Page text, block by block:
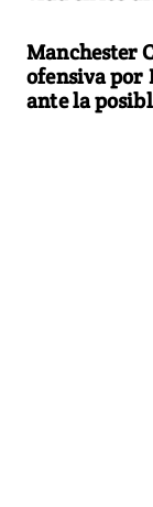
Manchester
ofensiva por
ante la